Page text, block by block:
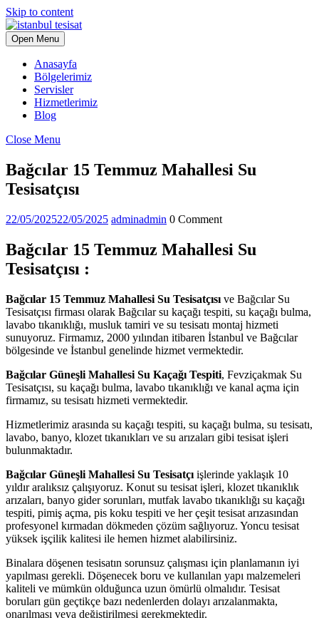
Skip to content
Open Menu
Anasayfa
Bölgelerimiz
Servisler
Hizmetlerimiz
Blog
Close Menu
Bağcılar 15 Temmuz Mahallesi Su
Tesisatçısı
22/05/202522/05/2025 adminadmin 0 Comment
Bağcılar 15 Temmuz Mahallesi Su
Tesisatçısı :
Bağcılar 15 Temmuz Mahallesi Su Tesisatçısı ve Bağcılar Su
Tesisatçısı firması olarak Bağcılar su kaçağı tespiti, su kaçağı bulma,
lavabo tıkanıklığı, musluk tamiri ve su tesisatı montaj hizmeti
sunuyoruz. Firmamız, 2000 yılından itibaren İstanbul ve Bağcılar
bölgesinde ve İstanbul genelinde hizmet vermektedir.
Bağcılar Güneşli Mahallesi Su Kaçağı Tespiti, Fevziçakmak Su
Tesisatçısı, su kaçağı bulma, lavabo tıkanıklığı ve kanal açma için
firmamız, su tesisatı hizmeti vermektedir.
Hizmetlerimiz arasında su kaçağı tespiti, su kaçağı bulma, su tesisatı,
lavabo, banyo, klozet tıkanıkları ve su arızaları gibi tesisat işleri
bulunmaktadır.
Bağcılar Güneşli Mahallesi Su Tesisatçı işlerinde yaklaşık 10
yıldır aralıksız çalışıyoruz. Konut su tesisat işleri, klozet tıkanıklık
arızaları, banyo gider sorunları, mutfak lavabo tıkanıklığı su kaçağı
tespiti, pimiş açma, pis koku tespiti ve her çeşit tesisat arızasından
profesyonel kırmadan dökmeden çözüm sağlıyoruz. Yoncu tesisat
yüksek işçilik kalitesi ile hemen hizmet alabilirsiniz.
Binalara döşenen tesisatın sorunsuz çalışması için planlamanın iyi
yapılması gerekli. Döşenecek boru ve kullanılan yapı malzemeleri
kaliteli ve mümkün olduğunca uzun ömürlü olmalıdır. Tesisat
boruları gün geçtikçe bazı nedenlerden dolayı arızalanmakta,
onarılması veya değiştirilmesi gerekmektedir.